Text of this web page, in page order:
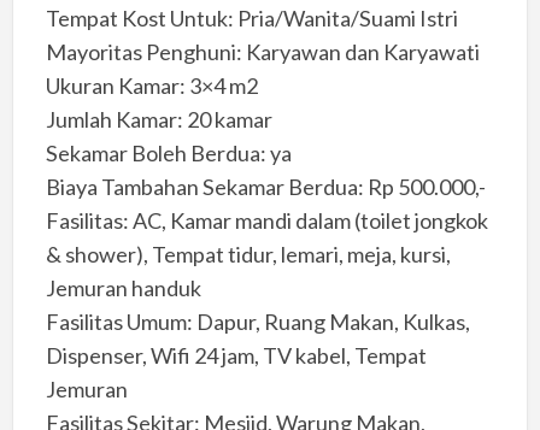
Tempat Kost Untuk: Pria/Wanita/Suami Istri
Mayoritas Penghuni: Karyawan dan Karyawati
Ukuran Kamar: 3×4 m2
Jumlah Kamar: 20 kamar
Sekamar Boleh Berdua: ya
Biaya Tambahan Sekamar Berdua: Rp 500.000,-
Fasilitas: AC, Kamar mandi dalam (toilet jongkok
& shower), Tempat tidur, lemari, meja, kursi,
Jemuran handuk
Fasilitas Umum: Dapur, Ruang Makan, Kulkas,
Dispenser, Wifi 24 jam, TV kabel, Tempat
Jemuran
Fasilitas Sekitar: Mesjid, Warung Makan,